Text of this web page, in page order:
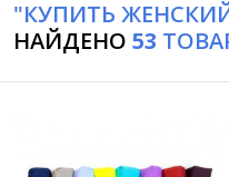
"КУПИТЬ
НАЙДЕНО 53